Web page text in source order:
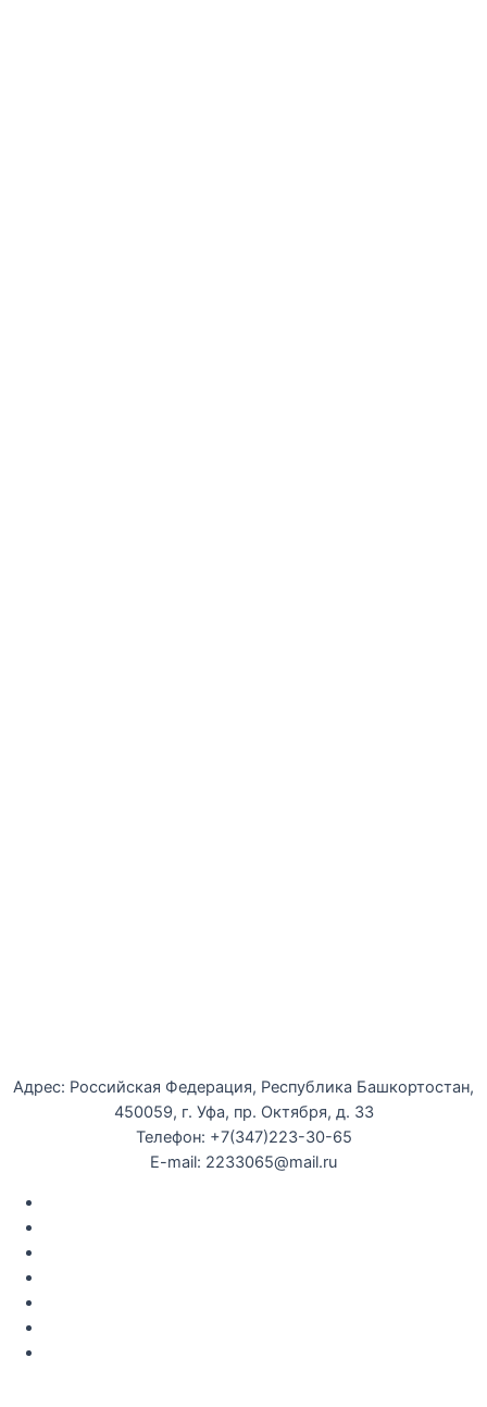
Адрес: Российская Федерация, Республика Башкортостан,
450059, г. Уфа, пр. Октября, д. 33
Телефон: +7(347)223-30-65
E-mail: 2233065@mail.ru